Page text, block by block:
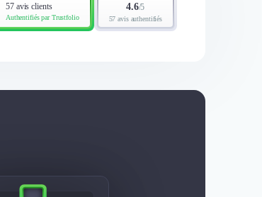
57 avis clients
Authentifiés par Trustfolio
4.6/5
57 avis authentifiés